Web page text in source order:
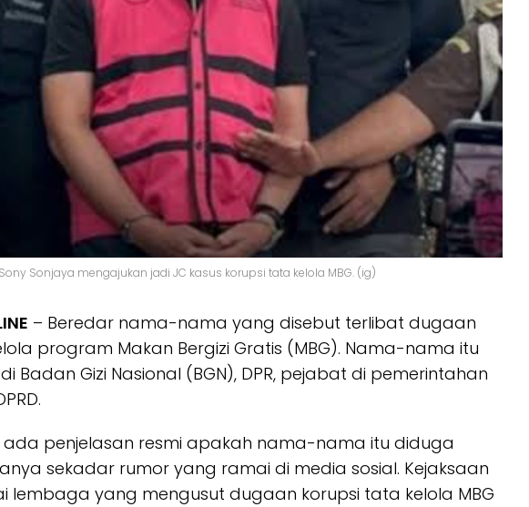
Sony Sonjaya mengajukan jadi JC kasus korupsi tata kelola MBG. (ig)
– Beredar nama-nama yang disebut terlibat dugaan
program Makan Bergizi Gratis (MBG). Nama-nama itu
Badan Gizi Nasional (BGN), DPR, pejabat di pemerintahan
ada penjelasan resmi apakah nama-nama itu diduga
sekadar rumor yang ramai di media sosial. Kejaksaan
lembaga yang mengusut dugaan korupsi tata kelola MBG